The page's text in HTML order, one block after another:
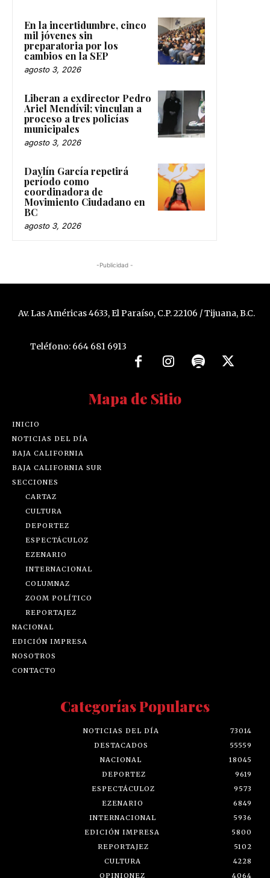
En la incertidumbre, cinco
mil jóvenes sin
preparatoria por los
cambios en la SEP
agosto 3, 2026
Liberan a exdirector Pedro
Ariel Mendívil; vinculan a
proceso a tres policías
municipales
agosto 3, 2026
Daylín García repetirá
período como
coordinadora de
Movimiento Ciudadano en
BC
agosto 3, 2026
-Publicidad -
Av. Las Américas 4633, El Paraíso, C.P. 22106 / Tijuana, B.C.
Teléfono: 664 681 6913
Mapa de Sitio
INICIO
NOTICIAS DEL DÍA
BAJA CALIFORNIA
BAJA CALIFORNIA SUR
SECCIONES
CARTAZ
CULTURA
DEPORTEZ
ESPECTÁCULOZ
EZENARIO
INTERNACIONAL
COLUMNAZ
ZOOM POLÍTICO
REPORTAJEZ
NACIONAL
EDICIÓN IMPRESA
NOSOTROS
CONTACTO
Categorías Populares
NOTICIAS DEL DÍA
73014
DESTACADOS
55559
NACIONAL
18045
DEPORTEZ
9619
ESPECTÁCULOZ
9573
EZENARIO
6849
INTERNACIONAL
5936
EDICIÓN IMPRESA
5800
REPORTAJEZ
5102
CULTURA
4228
OPINIONEZ
4064